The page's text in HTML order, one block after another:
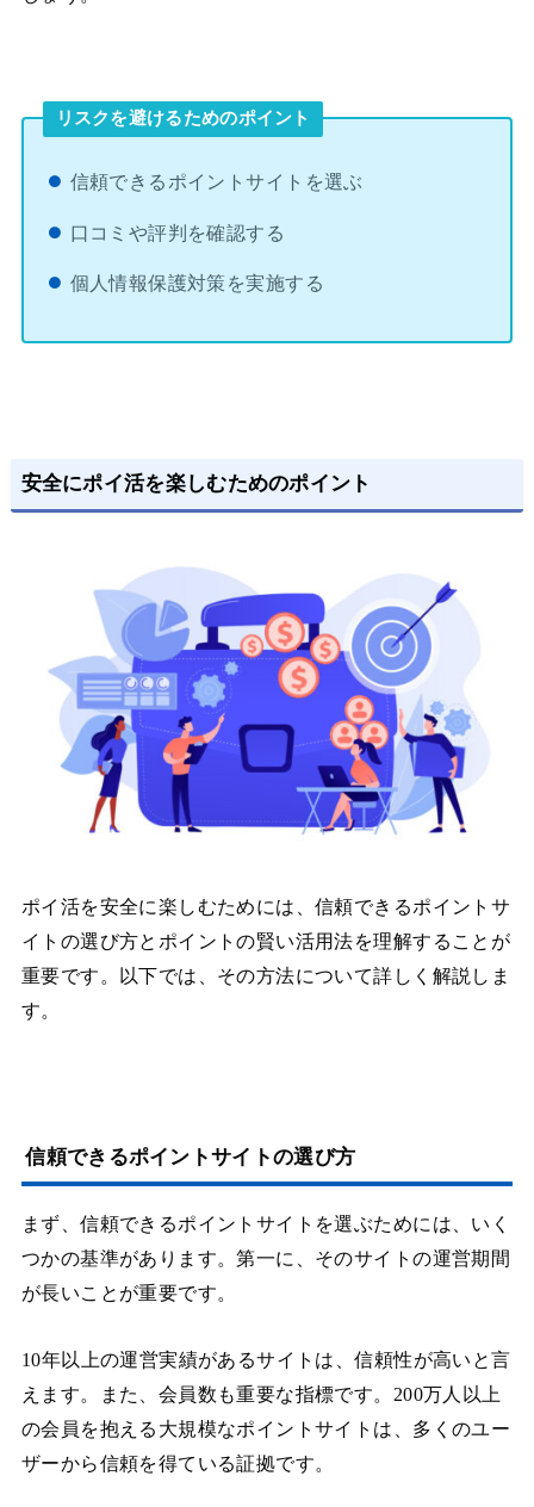
リスクを避けるためのポイント
信頼できるポイントサイトを選ぶ
口コミや評判を確認する
個人情報保護対策を実施する
安全にポイ活を楽しむためのポイント
ポイ活を安全に楽しむためには、信頼できるポイントサ
イトの選び方とポイントの賢い活用法を理解することが
重要です。以下では、その方法について詳しく解説しま
す。
信頼できるポイントサイトの選び方
まず、信頼できるポイントサイトを選ぶためには、いく
つかの基準があります。第一に、そのサイトの運営期間
が長いことが重要です。
10年以上の運営実績があるサイトは、信頼性が高いと言
えます。また、会員数も重要な指標です。200万人以上
の会員を抱える大規模なポイントサイトは、多くのユー
ザーから信頼を得ている証拠です​​。